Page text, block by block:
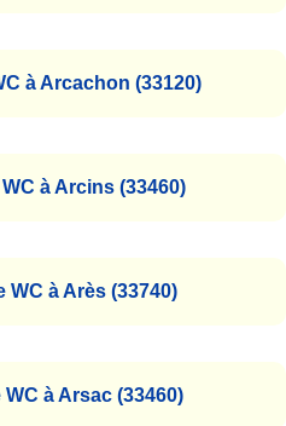
à Arcachon (33120)
à Arcins (33460)
WC à Arès (33740)
à Arsac (33460)